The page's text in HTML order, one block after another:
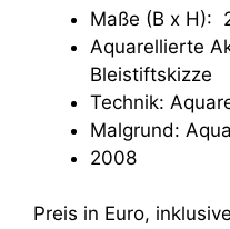
Maße (B x H):
Aquarellierte
Bleistiftskizze
Technik:
Malgrund:
2008
Preis in Euro,